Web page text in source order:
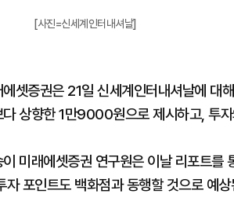
[사진=신세계인터내셔날]
에셋증권은 21일 신세계인터내셔날에 대
다 상향한 1만9000원으로 제시하고, 투
이 미래에셋증권 연구원은 이날 리포트를
자 포인트도 백화점과 동행할 것으로 예